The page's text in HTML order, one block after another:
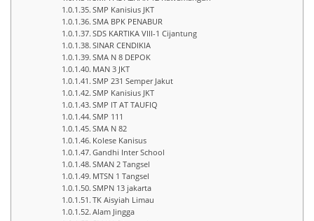
SMP Kanisius JKT
SMA BPK PENABUR
SDS KARTIKA VIII-1 Cijantung
SINAR CENDIKIA
SMA N 8 DEPOK
MAN 3 JKT
SMP 231 Semper Jakut
SMP Kanisius JKT
SMP IT AT TAUFIQ
SMP 111
SMA N 82
Kolese Kanisus
Gandhi Inter School
SMAN 2 Tangsel
MTSN 1 Tangsel
SMPN 13 jakarta
TK Aisyiah Limau
Alam Jingga